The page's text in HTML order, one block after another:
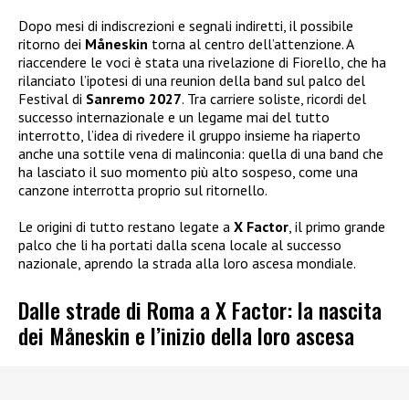
Dopo mesi di indiscrezioni e segnali indiretti, il possibile
ritorno dei Måneskin torna al centro dell’attenzione. A
riaccendere le voci è stata una rivelazione di Fiorello, che ha
rilanciato l’ipotesi di una reunion della band sul palco del
Festival di Sanremo 2027. Tra carriere soliste, ricordi del
successo internazionale e un legame mai del tutto
interrotto, l’idea di rivedere il gruppo insieme ha riaperto
anche una sottile vena di malinconia: quella di una band che
ha lasciato il suo momento più alto sospeso, come una
canzone interrotta proprio sul ritornello.
Le origini di tutto restano legate a X Factor, il primo grande
palco che li ha portati dalla scena locale al successo
nazionale, aprendo la strada alla loro ascesa mondiale.
Dalle strade di Roma a X Factor: la nascita
dei Måneskin e l’inizio della loro ascesa